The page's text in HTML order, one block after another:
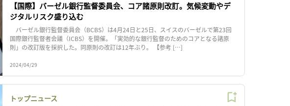
【国際】バーゼル銀行監督委員会、コア諸原則改訂。気候変動やデ
ジタルリスク盛り込む
バーゼル銀行監督委員会（BCBS）は4月24日と25日、スイスのバーゼルで第23回
国際銀行監督者会議（ICBS）を開催。「実効的な銀行監督のためのコアとなる諸原
則」の改訂版を採択した。同原則の改訂は12年ぶり。 【参考 […]
2024/04/29
トップニュース